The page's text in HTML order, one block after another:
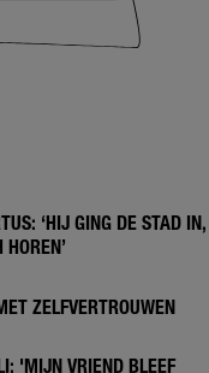
‘HIJ GING DE STAD IN,
ZELFVERTROUWEN
'MIJN VRIEND BLEEF